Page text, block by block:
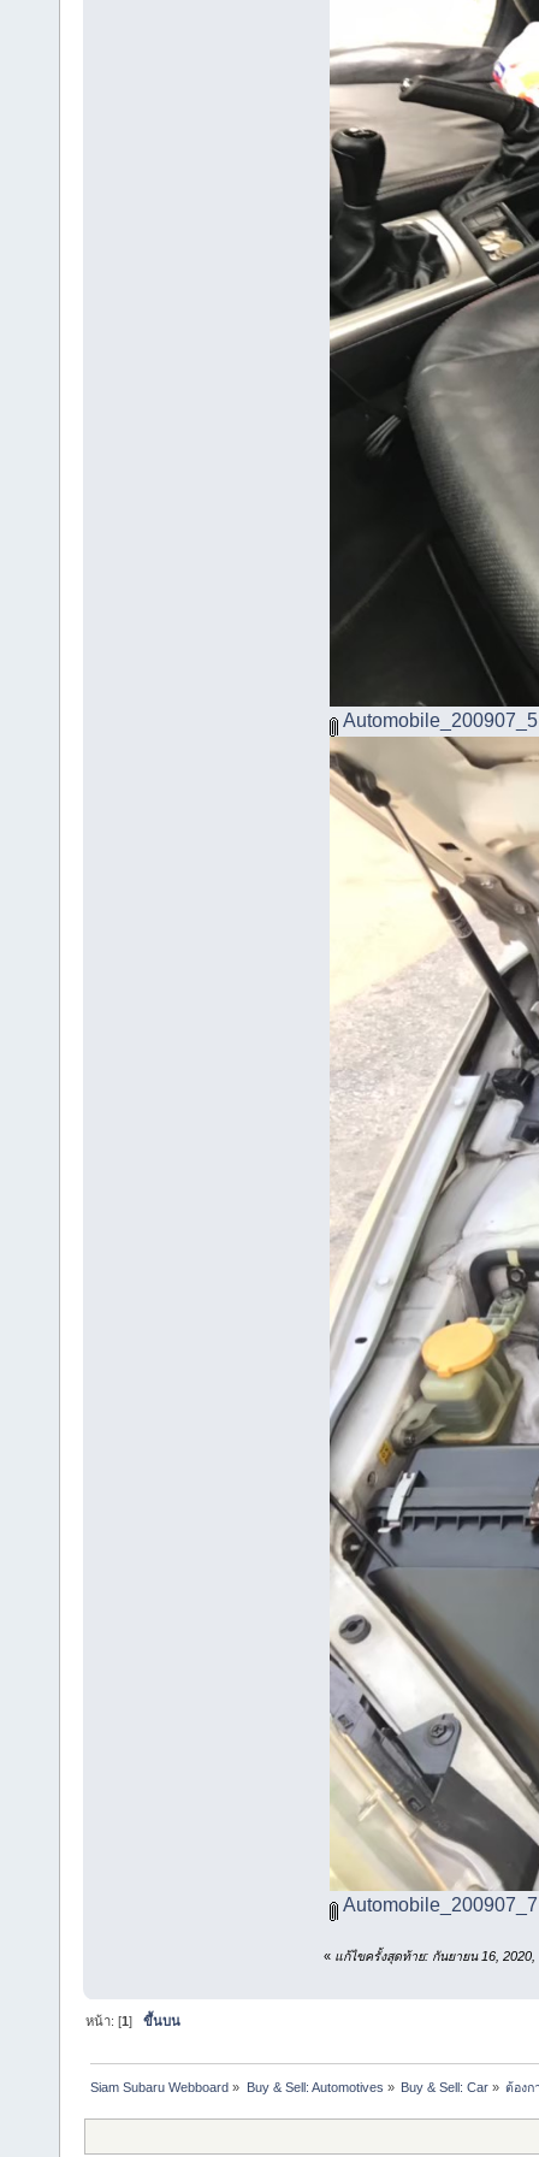
« แก้ไขครั้งสุดท้าย: กันยายน 16,
หน้า: [1]ขึ้นบน
Siam Subaru Webboard » Buy & Sell: Automotives » Buy & Sell: Car» ต้องก